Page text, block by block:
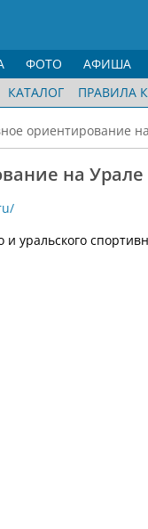
ФОТО АФИША
КАТАЛОГ ПРАВИЛА
ориентирование
на Урале
и уральского